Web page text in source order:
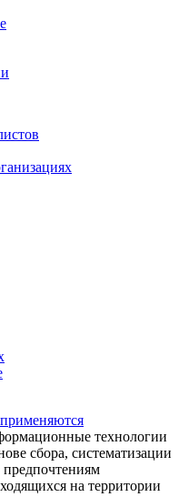
применяются
технологии
сбора, систематизации
предпочтениям
на территории